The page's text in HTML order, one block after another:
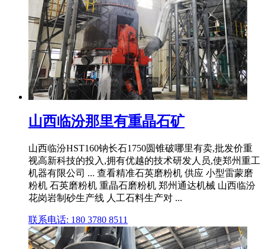
山西临汾那里有重晶石矿
山西临汾HST160钠长石1750圆锥破哪里有卖,批发价重
视高新科技的投入,拥有优越的技术研发人员,使郑州重工
机器有限公司 ... 查看精准石英磨粉机 供应 小型雷蒙磨
粉机 石英磨粉机 重晶石磨粉机 郑州通达机械 山西临汾
花岗岩制砂生产线 人工石料生产对 ...
联系电话: 180 3780 8511